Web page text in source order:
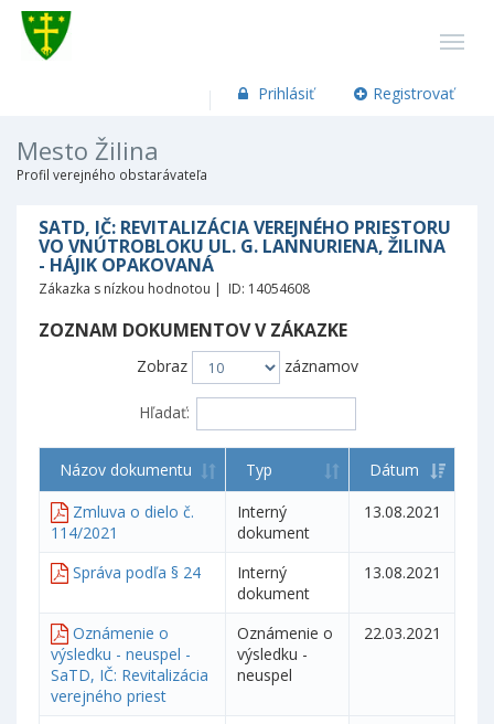
Prihlásiť Registrovať
Mesto Žilina
Profil verejného obstarávateľa
SATD, IČ: REVITALIZÁCIA VEREJNÉHO PRIESTORU
VO VNÚTROBLOKU UL. G. LANNURIENA, ŽILINA
- HÁJIK OPAKOVANÁ
Zákazka s nízkou hodnotou | ID: 14054608
ZOZNAM DOKUMENTOV V ZÁKAZKE
Zobraz záznamov
Hľadať:
Názov dokumentu Typ
Dátum
Zmluva o dielo č.
114/2021
Interný
dokument
13.08.2021
Správa podľa § 24
Interný
dokument
13.08.2021
Oznámenie o
výsledku - neuspel -
SaTD, IČ: Revitalizácia
verejného priest
Oznámenie o
výsledku -
neuspel
22.03.2021